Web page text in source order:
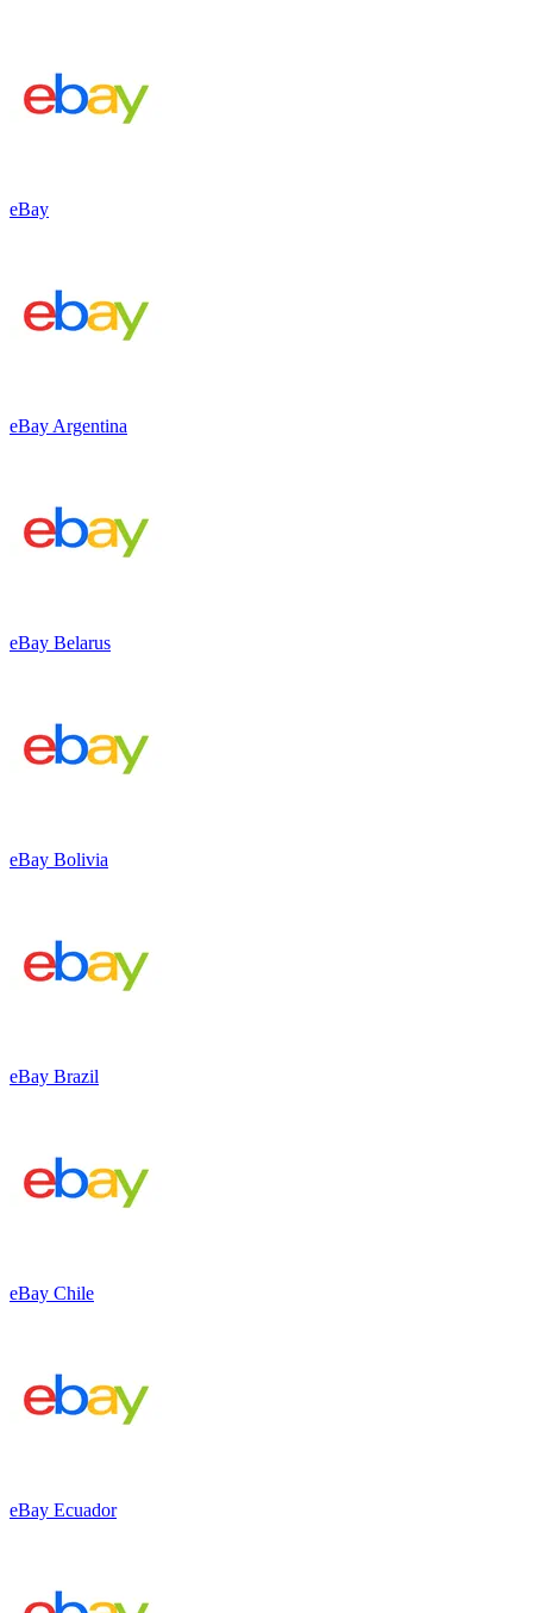
eBay
eBay Argentina
eBay Belarus
eBay Bolivia
eBay Brazil
eBay Chile
eBay Ecuador